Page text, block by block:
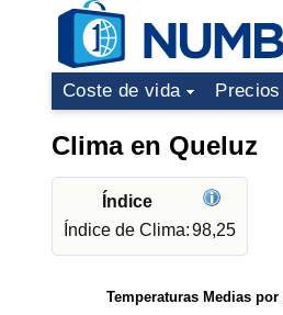
Coste de vida
Clima en Queluz
Índice
Índice de Clima:98,25
Temperaturas Medias